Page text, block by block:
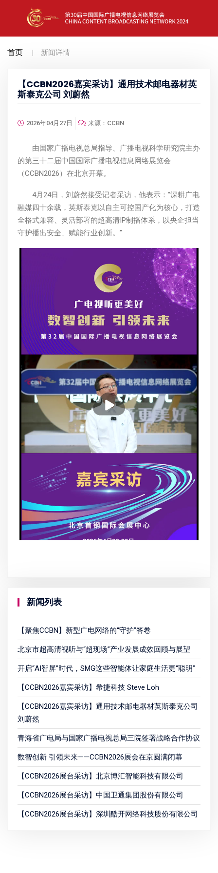
首页 新闻详情
【CCBN2026嘉宾采访】通用技术邮电器材英
斯泰克公司 刘蔚然
2026年04月27日 来源：CCBN
由国家广播电视总局指导、广播电视科学研究院主办
的第三十二届中国国际广播电视信息网络展览会
（CCBN2026）在北京开幕。
4月24日，刘蔚然接受记者采访，他表示：“深耕广电
融媒四十余载，英斯泰克以自主可控国产化为核心，打造
全格式兼容、灵活部署的超高清IP制播体系，以央企担当
守护播出安全、赋能行业创新。”
新闻列表
【聚焦CCBN】新型广电网络的“守护”答卷
北京市超高清视听与“超现场”产业发展成效回顾与展望
开启“AI智屏”时代，SMG这些智能体让家庭生活更“聪明”
【CCBN2026嘉宾采访】希捷科技 Steve Loh
【CCBN2026嘉宾采访】通用技术邮电器材英斯泰克公司
刘蔚然
青海省广电局与国家广播电视总局三院签署战略合作协议
数智创新 引领未来——CCBN2026展会在京圆满闭幕
【CCBN2026展台采访】北京博汇智能科技有限公司
【CCBN2026展台采访】中国卫通集团股份有限公司
【CCBN2026展台采访】深圳酷开网络科技股份有限公司